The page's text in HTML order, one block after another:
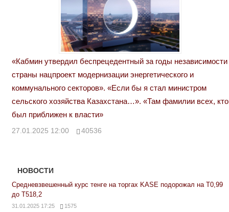
«Кабмин утвердил беспрецедентный за годы независимости
страны нацпроект модернизации энергетического и
коммунального секторов». «Если бы я стал министром
сельского хозяйства Казахстана…». «Там фамилии всех, кто
был приближен к власти»
27.01.2025 12:00 40536
НОВОСТИ
Средневзвешенный курс тенге на торгах KASE подорожал на Т0,99
до Т518,2
31.01.2025 17:25 1575